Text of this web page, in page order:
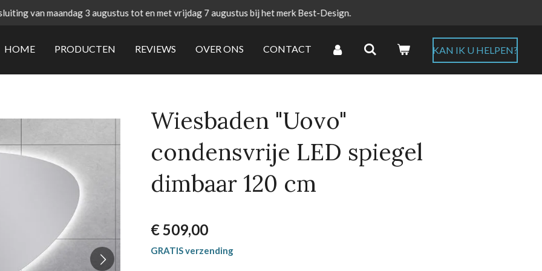
van maandag 3 augustus tot en met vrijdag 7 augustus bij het merk Best-Design.
HOME PRODUCTEN REVIEWS OVER ONS CONTACT KAN IK U HELPEN?
Wiesbaden "Uovo"
condensvrije LED spiegel
dimbaar 120 cm
€ 509,00
GRATIS verzending